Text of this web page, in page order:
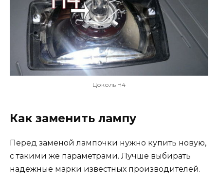
Цоколь H4
Как заменить лампу
Перед заменой лампочки нужно купить новую,
с такими же параметрами. Лучше выбирать
надежные марки известных производителей.